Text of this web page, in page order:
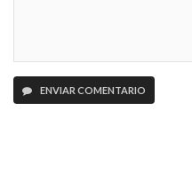
ENVIAR COMENTARIO